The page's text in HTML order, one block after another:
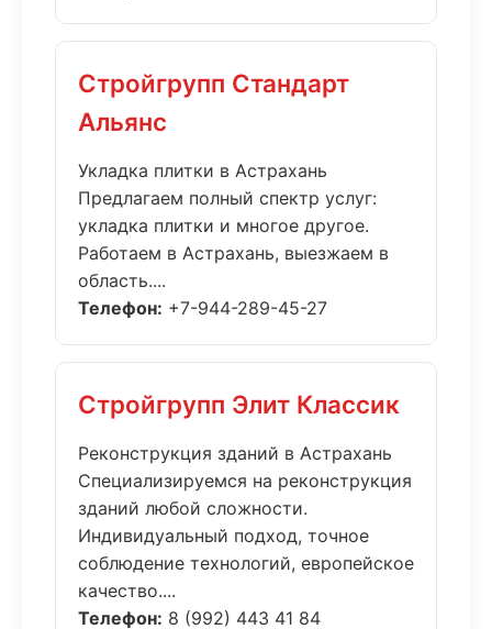
Стройгрупп Стандарт
Альянс
Укладка плитки в Астрахань
Предлагаем полный спектр услуг:
укладка плитки и многое другое.
Работаем в Астрахань, выезжаем в
область....
Телефон: +7-944-289-45-27
Стройгрупп Элит Классик
Реконструкция зданий в Астрахань
Специализируемся на реконструкция
зданий любой сложности.
Индивидуальный подход, точное
соблюдение технологий, европейское
качество....
Телефон: 8 (992) 443 41 84